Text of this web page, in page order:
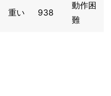
重い 938
動作困
難